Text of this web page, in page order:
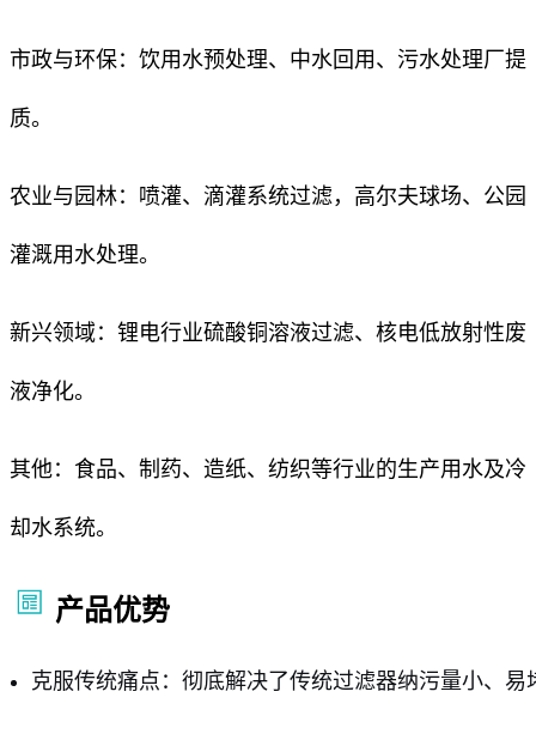
市政与环保：饮用水预处理、中水回用、污水处理厂提
质。
农业与园林：喷灌、滴灌系统过滤，高尔夫球场、公园
灌溉用水处理。
新兴领域：锂电行业硫酸铜溶液过滤、核电低放射性废
液净化。
其他：食品、制药、造纸、纺织等行业的生产用水及冷
却水系统。
产品优势
克服传统痛点：彻底解决了传统过滤器纳污量小、